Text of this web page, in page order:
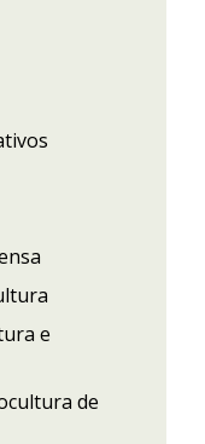
e
de